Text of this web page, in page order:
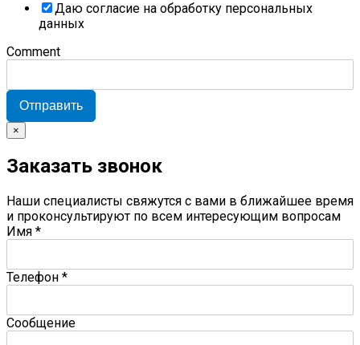
Даю согласие на обработку персональных
данных
Comment
Отправить
×
Заказать звонок
Наши специалисты свяжутся с вами в ближайшее время
и проконсультируют по всем интересующим вопросам
Имя *
Телефон *
Сообщение